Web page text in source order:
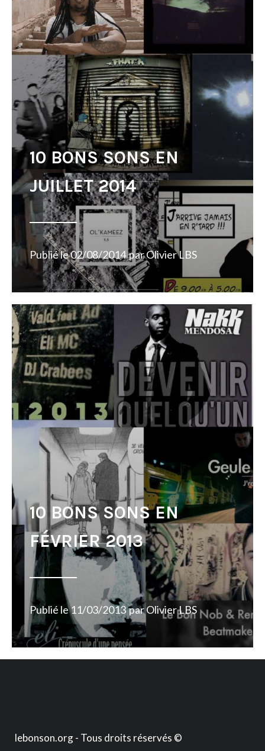
10 BONS SONS EN
JUILLET 2014
Publié le02/08/2014 parOlivier LBS
10 BONS SONS EN
FÉVRIER 2013
Publié le11/03/2013 parOlivier LBS
lebonson.org - Tous droits réservés ©